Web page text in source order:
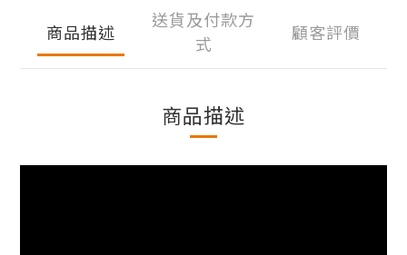
商品描述
送貨及付款方
式
顧客評價
商品描述